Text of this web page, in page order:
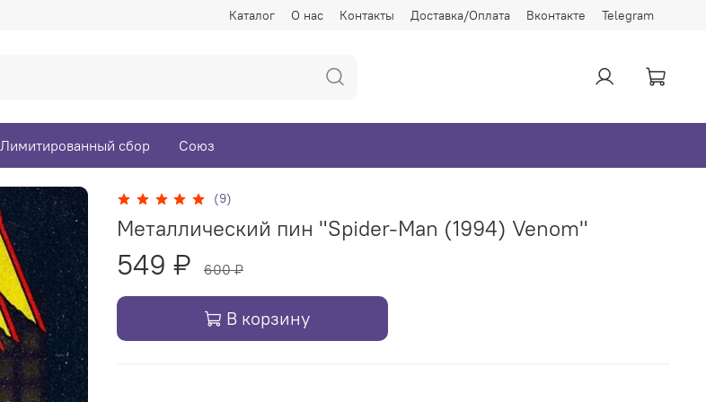
Каталог О нас Контакты Доставка/Оплата Вконтакте Telegram
Лимитированный сбор Союз
(9)
Металлический пин "Spider-Man (1994) Venom"
549 ₽ 600 ₽
В корзину